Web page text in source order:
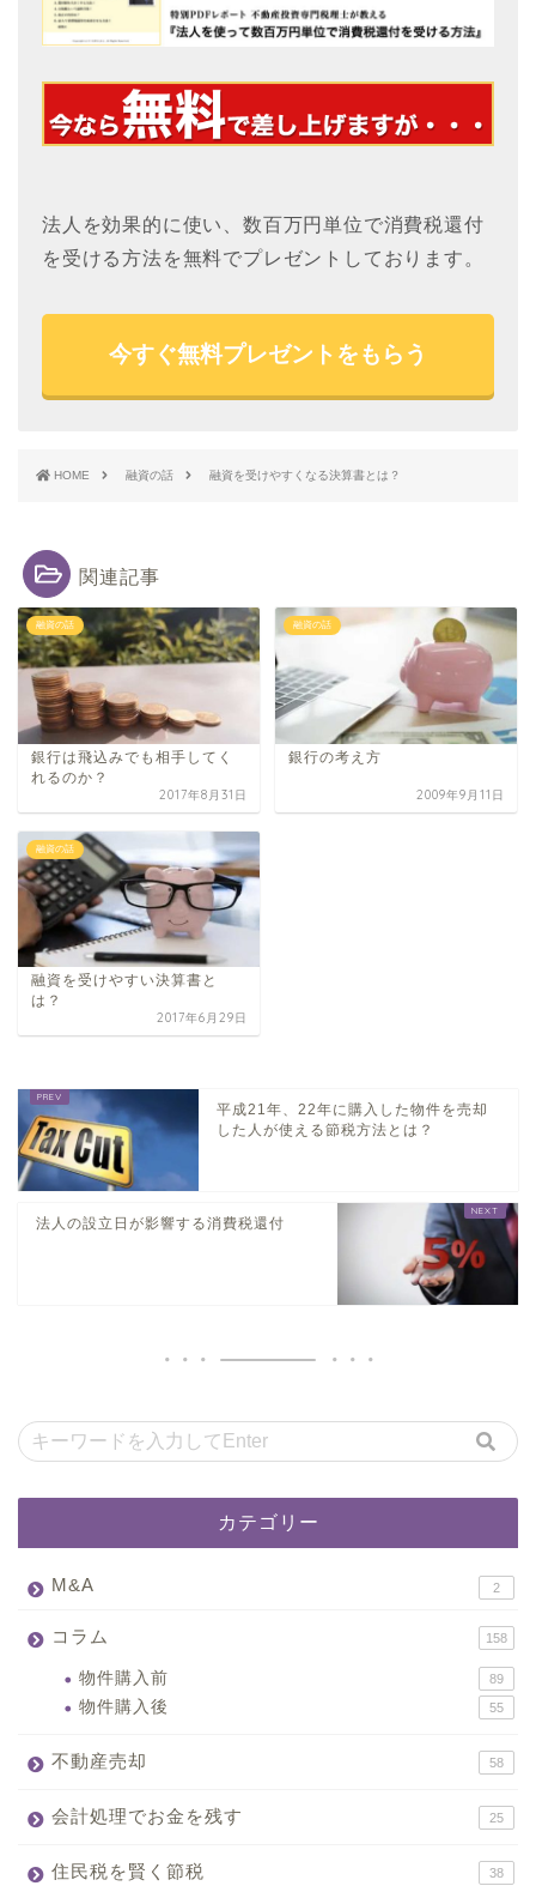
法人を効果的に使い、数百万円単位で消費税還付
を受ける方法を無料でプレゼントしております。
今すぐ無料プレゼントをもらう
HOME 融資の話 融資を受けやすくなる決算書とは？
関連記事
融資の話
銀行は飛込みでも相手してく
れるのか？
2017年8月31日
融資の話
銀行の考え方
2009年9月11日
融資の話
融資を受けやすい決算書と
は？
2017年6月29日
平成21年、22年に購入した物件を売却
した人が使える節税方法とは？
法人の設立日が影響する消費税還付
カテゴリー
M&A 2
コラム 158
物件購入前 89
物件購入後 55
不動産売却 58
会計処理でお金を残す 25
住民税を賢く節税 38